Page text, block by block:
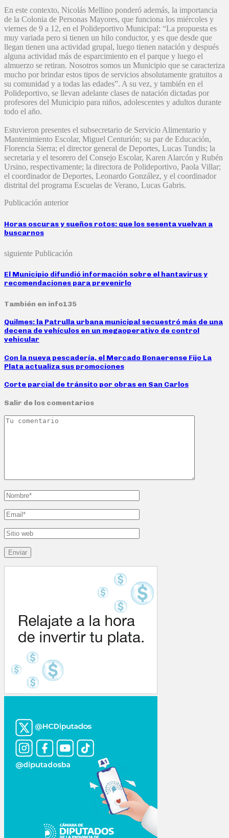
En este contexto, Nicolás Mellino ponderó además, la importancia
de la Colonia de Personas Mayores, que funciona los miércoles y
viernes de 9 a 12, en el Polideportivo Municipal: “La propuesta es
muy variada pero si tienen un hilo conductor, y es que desde que
llegan tienen una actividad grupal, luego tienen natación y después
alguna actividad más de esparcimiento en el parque y luego el
almuerzo se retiran. Nosotros somos un Municipio que se caracteriza
mucho por brindar estos tipos de servicios absolutamente gratuitos a
su comunidad y a todas las edades”. A su vez, y también en el
Polideportivo, se llevan adelante clases de natación dictadas por
profesores del Municipio para niños, adolescentes y adultos durante
todo el año.
Estuvieron presentes el subsecretario de Servicio Alimentario y
Mantenimiento Escolar, Miguel Centurión; su par de Educación,
Florencia Sierra; el director general de Deportes, Lucas Tundis; la
secretaria y el tesorero del Consejo Escolar, Karen Alarcón y Rubén
Ursino, respectivamente; la directora de Polideportivo, Paola Villar;
el coordinador de Deportes, Leonardo González, y el coordinador
distrital del programa Escuelas de Verano, Lucas Gabris.
Publicación anterior
Horas oscuras y sueños rotos: que los sesenta vuelvan a
buscarnos
siguiente Publicación
El Municipio difundió información sobre el hantavirus y
recomendaciones para prevenirlo
También en info135
Quilmes: la Patrulla urbana municipal secuestró más de una
decena de vehículos en un megaoperativo de control
vehicular
Con la nueva pescadería, el Mercado Bonaerense Fijo La
Plata actualiza sus promociones
Corte parcial de tránsito por obras en San Carlos
Salir de los comentarios